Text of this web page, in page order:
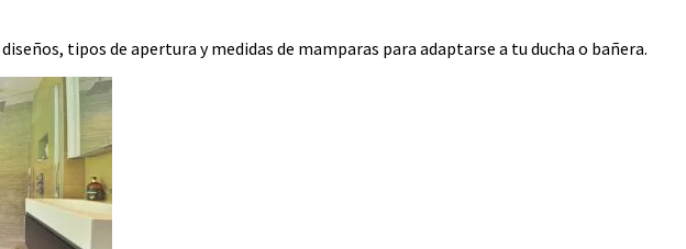
tipos de apertura y medidas de mamparas para adaptarse a tu ducha o bañera.